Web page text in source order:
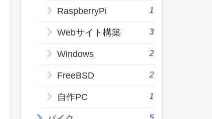
RaspberryPi 1
Webサイト構築 3
Windows 2
FreeBSD 2
自作PC 1